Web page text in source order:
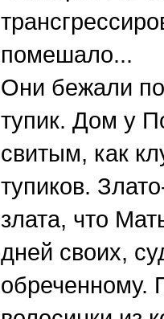
помешало...
Они бежали по
тупик. Дом у
свитым, как
тупиков.
злата, что
дней своих,
обреченному.